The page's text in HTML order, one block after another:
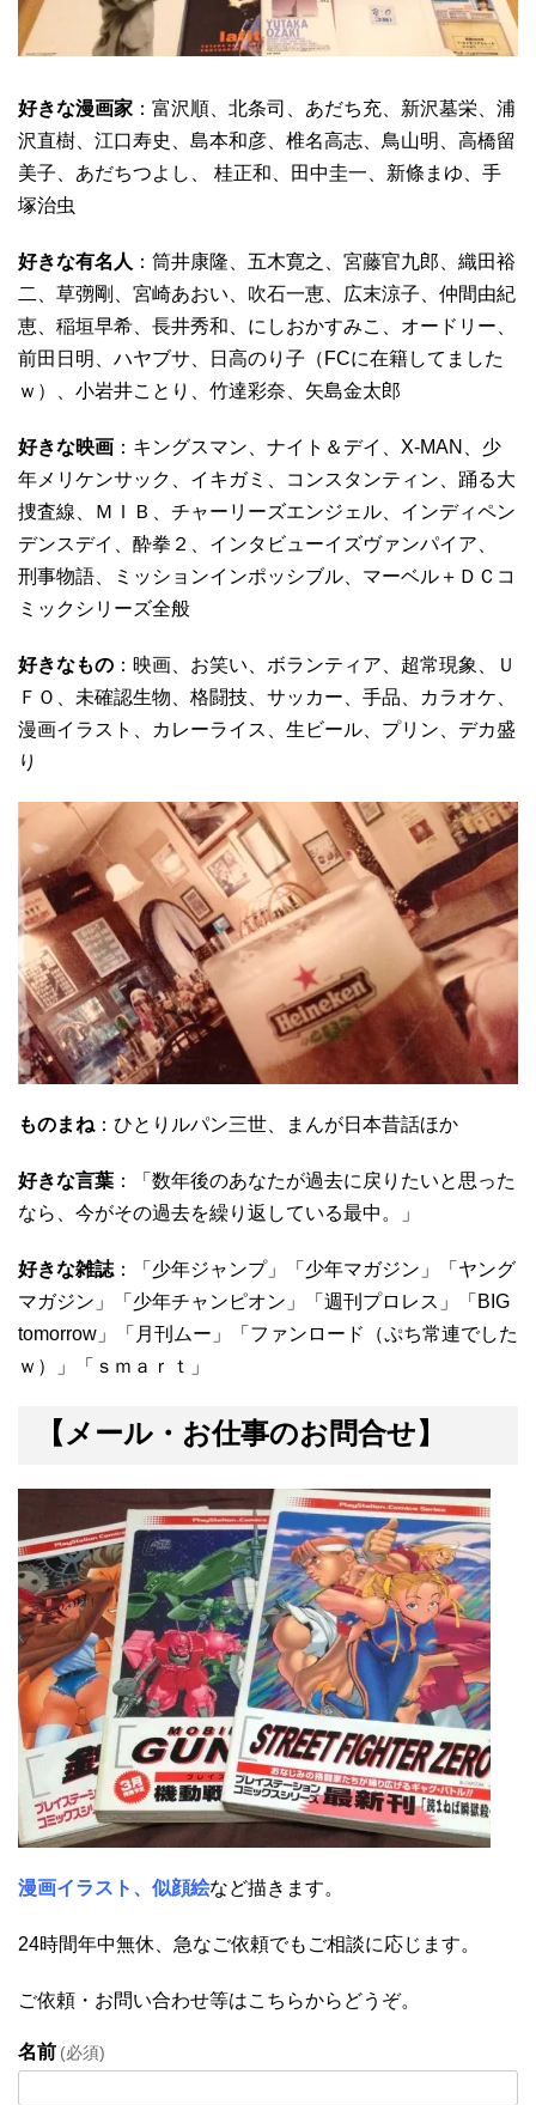
好きな漫画家 ：富沢順、北条司、あだち充、新沢墓栄、浦
沢直樹、江口寿史、島本和彦、椎名高志、鳥山明、高橋留
美子、あだちつよし、 桂正和、田中圭一、新條まゆ、手
塚治虫
好きな有名人 ：筒井康隆、五木寛之、宮藤官九郎、織田裕
二、草彅剛、宮崎あおい、吹石一恵、広末涼子、仲間由紀
恵、稲垣早希、長井秀和、にしおかすみこ、オードリー、
前田日明、ハヤブサ、日高のり子（FCに在籍してました
ｗ）、小岩井ことり、竹達彩奈、矢島金太郎
好きな映画 ：キングスマン、ナイト＆デイ、X-MAN、少
年メリケンサック、イキガミ、コンスタンティン、踊る大
捜査線、ＭＩＢ、チャーリーズエンジェル、インディペン
デンスデイ、酔拳２、インタビューイズヴァンパイア、
刑事物語、ミッションインポッシブル、マーベル＋ＤＣコ
ミックシリーズ全般
好きなもの ：映画、お笑い、ボランティア、超常現象、Ｕ
ＦＯ、未確認生物、格闘技、サッカー、手品、カラオケ、
漫画イラスト、カレーライス、生ビール、プリン、デカ盛
り
ものまね ：ひとりルパン三世、まんが日本昔話ほか
好きな言葉 ：「数年後のあなたが過去に戻りたいと思った
なら、今がその過去を繰り返している最中。」
好きな雑誌 ：「少年ジャンプ」「少年マガジン」「ヤング
マガジン」「少年チャンピオン」「週刊プロレス」「BIG
tomorrow」「月刊ムー」「ファンロード（ぷち常連でした
ｗ）」「ｓｍａｒｔ」
【メール・お仕事のお問合せ】
漫画イラスト、似顔絵など描きます。
24時間年中無休、急なご依頼でもご相談に応じます。
ご依頼・お問い合わせ等はこちらからどうぞ。
名前 (必須)